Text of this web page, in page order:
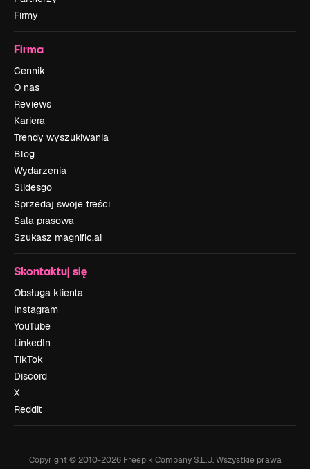
Firmy
Firma
Cennik
O nas
Reviews
Kariera
Trendy wyszukiwania
Blog
Wydarzenia
Slidesgo
Sprzedaj swoje treści
Sala prasowa
Szukasz magnific.ai
Skontaktuj się
Obsługa klienta
Instagram
YouTube
LinkedIn
TikTok
Discord
X
Reddit
Copyright © 2010-2026Freepik Company S.L.U. Wszystkie prawa